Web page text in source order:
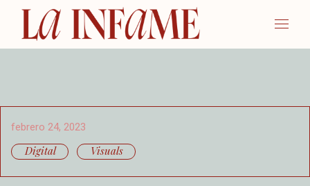
febrero 24, 2023
Digital Visuals